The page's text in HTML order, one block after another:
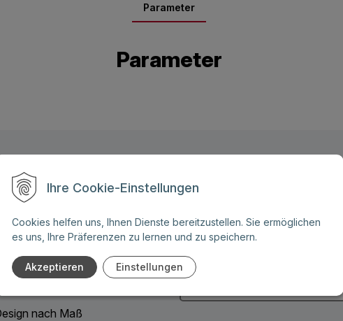
Ihre Cookie-Einstellungen
Cookies helfen uns, Ihnen Dienste bereitzustellen. Sie ermöglichen
es uns, Ihre Präferenzen zu lernen und zu speichern.
Akzeptieren Einstellungen
Parameter
Parameter
Sie weitere Fragen zu
Angebot für eines unserer
nach Maß
Pflichtangaben)